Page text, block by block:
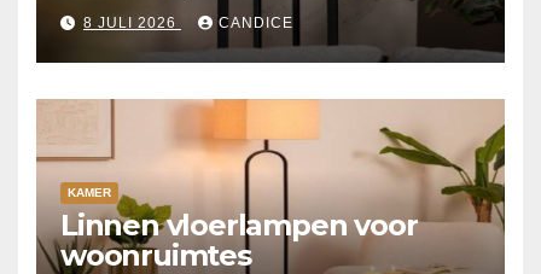
8 JULI 2026 CANDICE
KAMER
Linnen vloerlampen voor
woonruimtes